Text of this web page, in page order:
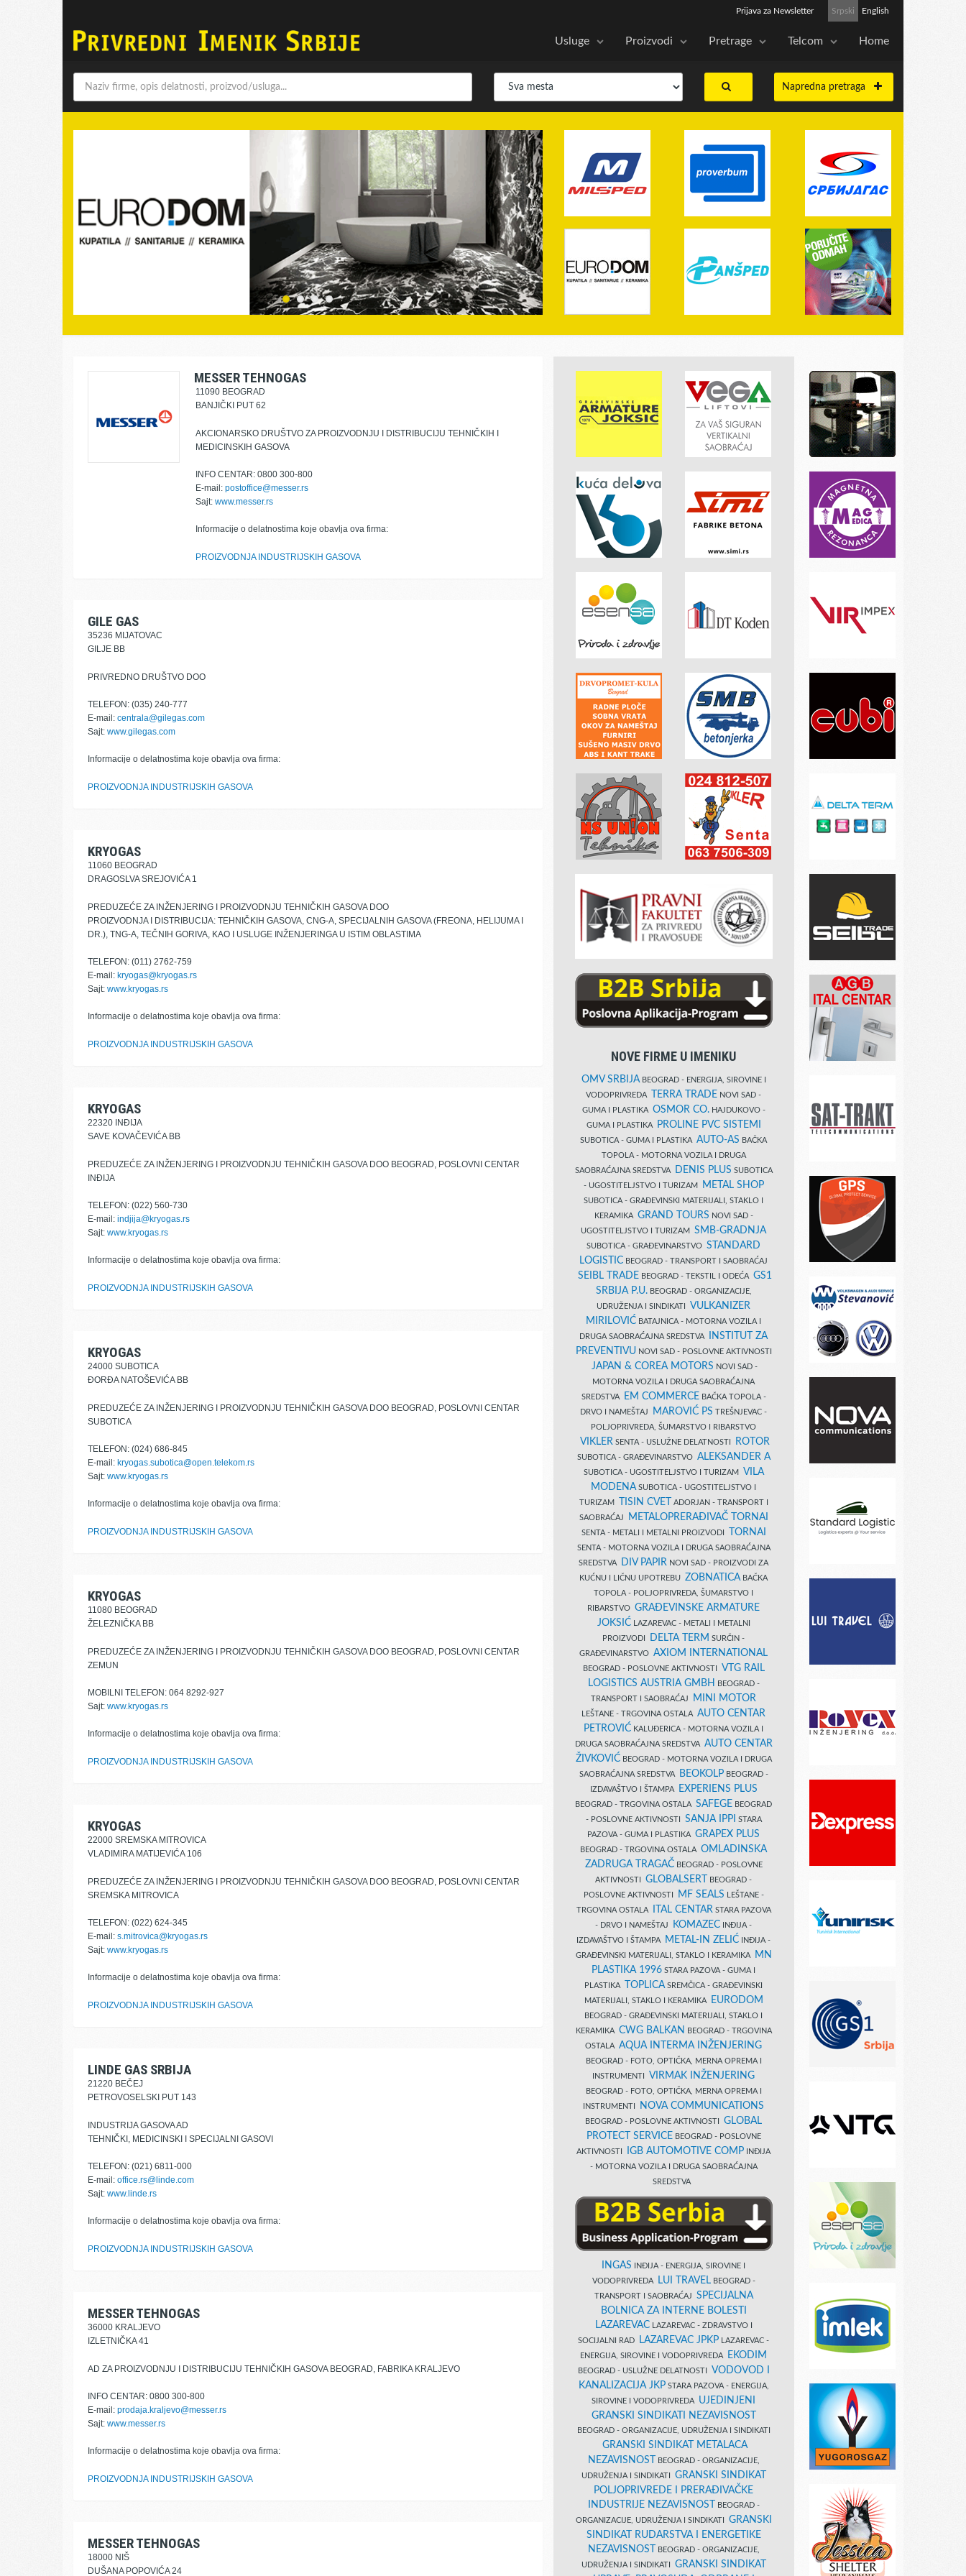
Srpski English
Prijava za Newsletter
Usluge Proizvodi Pretrage Telcom Home
Napredna pretraga
MESSER TEHNOGAS
11090 BEOGRAD
BANJIČKI PUT 62
AKCIONARSKO DRUŠTVO ZA PROIZVODNJU I DISTRIBUCIJU TEHNIČKIH I
MEDICINSKIH GASOVA
INFO CENTAR: 0800 300-800
E-mail: postoffice@messer.rs
Sajt: www.messer.rs
Informacije o delatnostima koje obavlja ova firma:
PROIZVODNJA INDUSTRIJSKIH GASOVA
GILE GAS
35236 MIJATOVAC
GILJE BB
PRIVREDNO DRUŠTVO DOO
TELEFON: (035) 240-777
E-mail: centrala@gilegas.com
Sajt: www.gilegas.com
Informacije o delatnostima koje obavlja ova firma:
PROIZVODNJA INDUSTRIJSKIH GASOVA
KRYOGAS
11060 BEOGRAD
DRAGOSLVA SREJOVIĆA 1
PREDUZEĆE ZA INŽENJERING I PROIZVODNJU TEHNIČKIH GASOVA DOO
PROIZVODNJA I DISTRIBUCIJA: TEHNIČKIH GASOVA, CNG-A, SPECIJALNIH GASOVA (FREONA, HELIJUMA I
DR.), TNG-A, TEČNIH GORIVA, KAO I USLUGE INŽENJERINGA U ISTIM OBLASTIMA
TELEFON: (011) 2762-759
E-mail: kryogas@kryogas.rs
Sajt: www.kryogas.rs
Informacije o delatnostima koje obavlja ova firma:
PROIZVODNJA INDUSTRIJSKIH GASOVA
KRYOGAS
22320 INĐIJA
SAVE KOVAČEVIĆA BB
PREDUZEĆE ZA INŽENJERING I PROIZVODNJU TEHNIČKIH GASOVA DOO BEOGRAD, POSLOVNI CENTAR
INĐIJA
TELEFON: (022) 560-730
E-mail: indjija@kryogas.rs
Sajt: www.kryogas.rs
Informacije o delatnostima koje obavlja ova firma:
PROIZVODNJA INDUSTRIJSKIH GASOVA
KRYOGAS
24000 SUBOTICA
ĐORĐA NATOŠEVIĆA BB
PREDUZEĆE ZA INŽENJERING I PROIZVODNJU TEHNIČKIH GASOVA DOO BEOGRAD, POSLOVNI CENTAR
SUBOTICA
TELEFON: (024) 686-845
E-mail: kryogas.subotica@open.telekom.rs
Sajt: www.kryogas.rs
Informacije o delatnostima koje obavlja ova firma:
PROIZVODNJA INDUSTRIJSKIH GASOVA
KRYOGAS
11080 BEOGRAD
ŽELEZNIČKA BB
PREDUZEĆE ZA INŽENJERING I PROIZVODNJU TEHNIČKIH GASOVA DOO BEOGRAD, POSLOVNI CENTAR
ZEMUN
MOBILNI TELEFON: 064 8292-927
Sajt: www.kryogas.rs
Informacije o delatnostima koje obavlja ova firma:
PROIZVODNJA INDUSTRIJSKIH GASOVA
KRYOGAS
22000 SREMSKA MITROVICA
VLADIMIRA MATIJEVIĆA 106
PREDUZEĆE ZA INŽENJERING I PROIZVODNJU TEHNIČKIH GASOVA DOO BEOGRAD, POSLOVNI CENTAR
SREMSKA MITROVICA
TELEFON: (022) 624-345
E-mail: s.mitrovica@kryogas.rs
Sajt: www.kryogas.rs
Informacije o delatnostima koje obavlja ova firma:
PROIZVODNJA INDUSTRIJSKIH GASOVA
LINDE GAS SRBIJA
21220 BEČEJ
PETROVOSELSKI PUT 143
INDUSTRIJA GASOVA AD
TEHNIČKI, MEDICINSKI I SPECIJALNI GASOVI
TELEFON: (021) 6811-000
E-mail: office.rs@linde.com
Sajt: www.linde.rs
Informacije o delatnostima koje obavlja ova firma:
PROIZVODNJA INDUSTRIJSKIH GASOVA
MESSER TEHNOGAS
36000 KRALJEVO
IZLETNIČKA 41
AD ZA PROIZVODNJU I DISTRIBUCIJU TEHNIČKIH GASOVA BEOGRAD, FABRIKA KRALJEVO
INFO CENTAR: 0800 300-800
E-mail: prodaja.kraljevo@messer.rs
Sajt: www.messer.rs
Informacije o delatnostima koje obavlja ova firma:
PROIZVODNJA INDUSTRIJSKIH GASOVA
MESSER TEHNOGAS
18000 NIŠ
DUŠANA POPOVIĆA 24
NOVE FIRME U IMENIKU
OMV SRBIJABEOGRAD - ENERGIJA, SIROVINE I
VODOPRIVREDA
TERRA TRADE NOVI SAD -
GUMA I PLASTIKA OSMOR CO.HAJDUKOVO -
GUMA I PLASTIKA
PROLINE PVC SISTEMI
SUBOTICA - GUMA I PLASTIKA AUTO-AS BAČKA
TOPOLA - MOTORNA VOZILA I DRUGA
SAOBRAĆAJNA SREDSTVA
DENIS PLUS SUBOTICA
- UGOSTITELJSTVO I TURIZAM
METAL SHOP
SUBOTICA - GRAĐEVINSKI MATERIJALI, STAKLO I
KERAMIKA GRAND TOURS NOVI SAD -
UGOSTITELJSTVO I TURIZAM SMB-GRADNJA
SUBOTICA - GRAĐEVINARSTVO STANDARD
LOGISTIC BEOGRAD - TRANSPORT I SAOBRAĆAJ
SEIBL TRADE BEOGRAD - TEKSTIL I ODEĆA GS1
SRBIJA P.U.BEOGRAD - ORGANIZACIJE,
UDRUŽENJA I SINDIKATI VULKANIZER
MIRILOVIĆ BATAJNICA - MOTORNA VOZILA I
DRUGA SAOBRAĆAJNA SREDSTVA
INSTITUT ZA
PREVENTIVUNOVI SAD - POSLOVNE AKTIVNOSTI
JAPAN & COREA MOTORS NOVI SAD -
MOTORNA VOZILA I DRUGA SAOBRAĆAJNA
SREDSTVA
EM COMMERCE BAČKA TOPOLA -
DRVO I NAMEŠTAJ
MAROVIĆ PS TREŠNJEVAC -
POLJOPRIVREDA, ŠUMARSTVO I RIBARSTVO
VIKLER SENTA - USLUŽNE DELATNOSTI ROTOR
SUBOTICA - GRAĐEVINARSTVO ALEKSANDER A
SUBOTICA - UGOSTITELJSTVO I TURIZAM VILA
MODENA SUBOTICA - UGOSTITELJSTVO I
TURIZAM
TISIN CVET
ADORJAN - TRANSPORT I
SAOBRAĆAJ
METALOPRERAĐIVAČ TORNAI
SENTA - METALI I METALNI PROIZVODI TORNAI
SENTA - MOTORNA VOZILA I DRUGA SAOBRAĆAJNA
SREDSTVA
DIV PAPIR NOVI SAD - PROIZVODI ZA
KUĆNU I LIČNU UPOTREBU ZOBNATICA BAČKA
TOPOLA - POLJOPRIVREDA, ŠUMARSTVO I
RIBARSTVO GRAĐEVINSKE ARMATURE
JOKSIĆLAZAREVAC - METALI I METALNI
PROIZVODI
DELTA TERM SURČIN -
GRAĐEVINARSTVO AXIOM INTERNATIONAL
BEOGRAD - POSLOVNE AKTIVNOSTI VTG RAIL
LOGISTICS AUSTRIA GMBH
BEOGRAD -
TRANSPORT I SAOBRAĆAJ
MINI MOTOR
LEŠTANE - TRGOVINA OSTALA AUTO CENTAR
PETROVIĆ KALUĐERICA - MOTORNA VOZILA I
DRUGA SAOBRAĆAJNA SREDSTVA AUTO CENTAR
ŽIVKOVIĆBEOGRAD - MOTORNA VOZILA I DRUGA
SAOBRAĆAJNA SREDSTVA
BEOKOLPBEOGRAD -
IZDAVAŠTVO I ŠTAMPA
EXPERIENS PLUS
BEOGRAD - TRGOVINA OSTALA SAFEGE BEOGRAD
- POSLOVNE AKTIVNOSTI SANJA IPPI
STARA
PAZOVA - GUMA I PLASTIKA GRAPEX PLUS
BEOGRAD - TRGOVINA OSTALA OMLADINSKA
ZADRUGA TRAGAČBEOGRAD - POSLOVNE
AKTIVNOSTI GLOBALSERT
BEOGRAD -
POSLOVNE AKTIVNOSTI
MF SEALS LEŠTANE -
TRGOVINA OSTALA
ITAL CENTAR STARA PAZOVA
- DRVO I NAMEŠTAJ
KOMAZEC INĐIJA -
IZDAVAŠTVO I ŠTAMPA
METAL-IN ZELIĆ INĐIJA -
GRAĐEVINSKI MATERIJALI, STAKLO I KERAMIKA
MN
PLASTIKA 1996 STARA PAZOVA - GUMA I
PLASTIKA
TOPLICA SREMČICA - GRAĐEVINSKI
MATERIJALI, STAKLO I KERAMIKA
EURODOM
BEOGRAD - GRAĐEVINSKI MATERIJALI, STAKLO I
KERAMIKA CWG BALKAN
BEOGRAD - TRGOVINA
OSTALA AQUA INTERMA INŽENJERING
BEOGRAD - FOTO, OPTIČKA, MERNA OPREMA I
INSTRUMENTI VIRMAK INŽENJERING
BEOGRAD - FOTO, OPTIČKA, MERNA OPREMA I
INSTRUMENTI
NOVA COMMUNICATIONS
BEOGRAD - POSLOVNE AKTIVNOSTI GLOBAL
PROTECT SERVICE BEOGRAD - POSLOVNE
AKTIVNOSTI
IGB AUTOMOTIVE COMP INĐIJA
- MOTORNA VOZILA I DRUGA SAOBRAĆAJNA
SREDSTVA
INGAS INĐIJA - ENERGIJA, SIROVINE I
VODOPRIVREDA
LUI TRAVELBEOGRAD -
TRANSPORT I SAOBRAĆAJ SPECIJALNA
BOLNICA ZA INTERNE BOLESTI
LAZAREVACLAZAREVAC - ZDRAVSTVO I
SOCIJALNI RAD
LAZAREVAC JPKP LAZAREVAC -
ENERGIJA, SIROVINE I VODOPRIVREDA
EKODIM
BEOGRAD - USLUŽNE DELATNOSTI VODOVOD I
KANALIZACIJA JKPSTARA PAZOVA - ENERGIJA,
SIROVINE I VODOPRIVREDA UJEDINJENI
GRANSKI SINDIKATI NEZAVISNOST
BEOGRAD - ORGANIZACIJE, UDRUŽENJA I SINDIKATI
GRANSKI SINDIKAT METALACA
NEZAVISNOST
BEOGRAD - ORGANIZACIJE,
UDRUŽENJA I SINDIKATI GRANSKI SINDIKAT
POLJOPRIVREDE I PRERAĐIVAČKE
INDUSTRIJE NEZAVISNOST
BEOGRAD -
ORGANIZACIJE, UDRUŽENJA I SINDIKATI GRANSKI
SINDIKAT RUDARSTVA I ENERGETIKE
NEZAVISNOST
BEOGRAD - ORGANIZACIJE,
UDRUŽENJA I SINDIKATI GRANSKI SINDIKAT